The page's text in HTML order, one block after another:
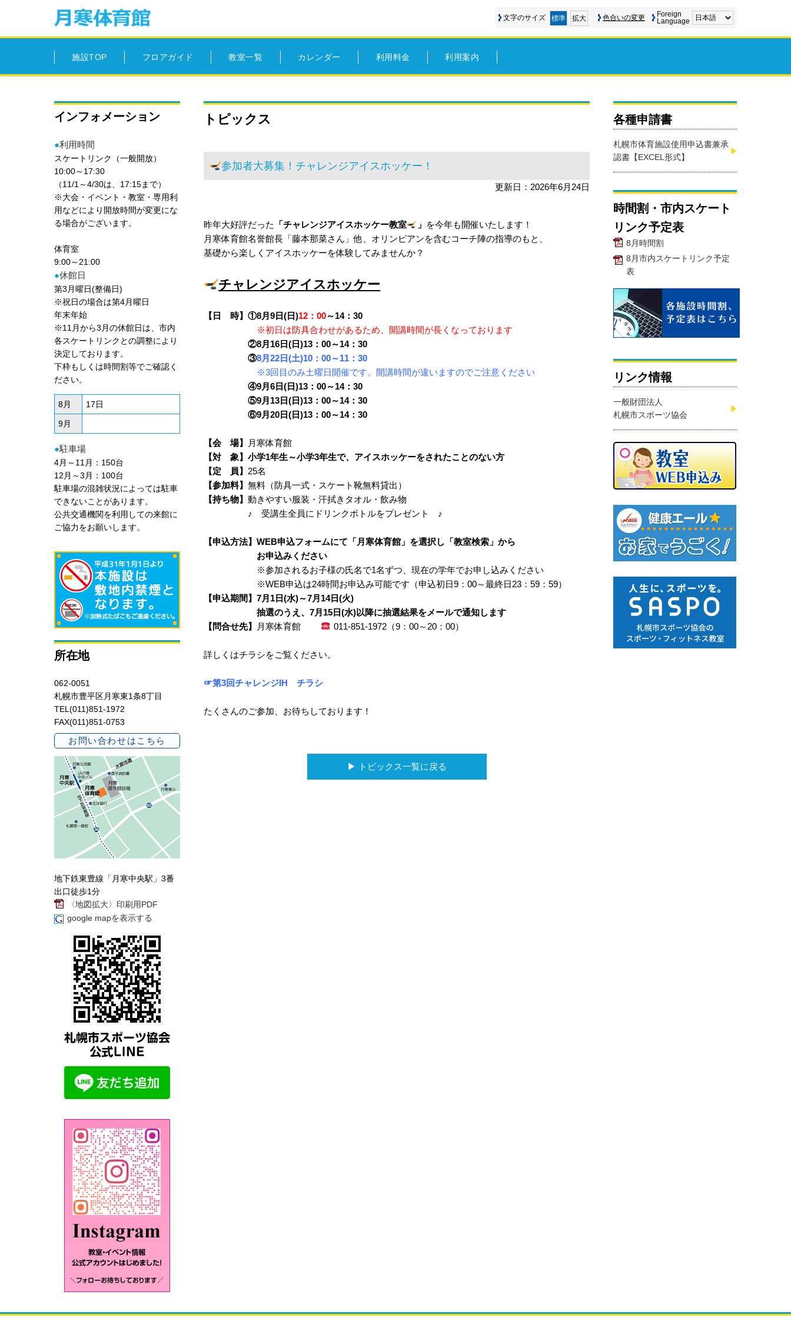
文字のサイズ 標準 拡大 色合いの変更
Foreign
Language
施設TOP フロアガイド 教室一覧 カレンダー 利用料金 利用案内
インフォメーション
●利用時間
スケートリンク（一般開放）
10:00～17:30
（11/1～4/30は、17:15まで）
※大会・イベント・教室・専用利
用などにより開放時間が変更にな
る場合がございます。
体育室
9:00～21:00
●休館日
第3月曜日(整備日)
※祝日の場合は第4月曜日
年末年始
※11月から3月の休館日は、市内
各スケートリンクとの調整により
決定しております。
下枠もしくは時間割等でご確認く
ださい。
8月 17日
9月
●駐車場
4月～11月：150台
12月～3月：100台
駐車場の混雑状況によっては駐車
できないことがあります。
公共交通機関を利用しての来館に
ご協力をお願いします。
所在地
062-0051
札幌市豊平区月寒東1条8丁目
TEL(011)851-1972
FAX(011)851-0753
お問い合わせはこちら
地下鉄東豊線「月寒中央駅」3番
出口徒歩1分
〈地図拡大〉印刷用PDF
google mapを表示する
トピックス
参加者大募集！チャレンジアイスホッケー！
更新日：2026年6月24日
昨年大好評だった 「チャレンジアイスホッケー教室 」 を今年も開催いたします！
月寒体育館名誉館長「藤本那菜さん」他、オリンピアンを含むコーチ陣の指導のもと、
基礎から楽しくアイスホッケーを体験してみませんか？
チャレンジアイスホッケー
【日 時】①8月9日(日)12：00～14：30
※初日は防具合わせがあるため、開講時間が長くなっております
②8月16日(日)13：00～14：30
③8月22日(土)10：00～11：30
※3回目のみ土曜日開催です。開講時間が違いますのでご注意ください
④9月6日(日)13：00～14：30
⑤9月13日(日)13：00～14：30
⑥9月20日(日)13：00～14：30
【会 場】
月寒体育館
【対 象】小学1年生～小学3年生で、アイスホッケーをされたことのない方
【定 員】 25名
【参加料】 無料（防具一式・スケート靴無料貸出）
【持ち物】 動きやすい服装・汗拭きタオル・飲み物
♪ 受講生全員にドリンクボトルをプレゼント ♪
【申込方法】WEB申込フォームにて「月寒体育館」を選択し 「教室検索」から
お申込みください
※参加されるお子様の氏名で1名ずつ、現在の学年でお申し込みください
※WEB申込は24時間お申込み可能です（申込初日9：00～最終日23：59：59）
【申込期間】7月1日(水)～7月14日(火)
抽選のうえ、7月15日(水)以降に抽選結果をメールで通知します
【問合せ先】
月寒体育館 011-851-1972（9：00～20：00）
詳しくはチラシをご覧ください。
☞第3回チャレンジIH チラシ
たくさんのご参加、お待ちしております！
▶︎ トピックス一覧に戻る
各種申請書
札幌市体育施設使用申込書兼承
認書【EXCEL形式】
時間割・市内スケート
リンク予定表
8月時間割
8月市内スケートリンク予定
表
リンク情報
一般財団法人
札幌市スポーツ協会